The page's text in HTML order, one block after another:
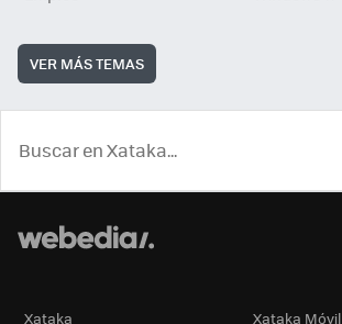
VER MÁS TEMAS
Xataka Xataka Móvil